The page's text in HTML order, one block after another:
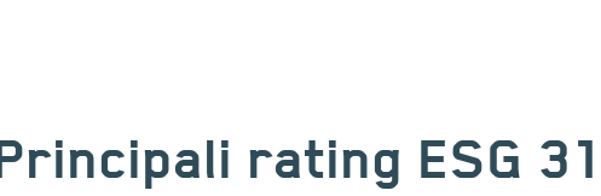
Principali rating ESG